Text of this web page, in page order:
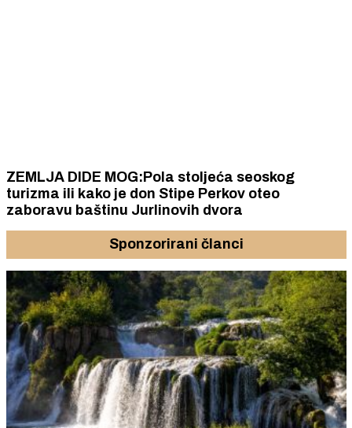
ZEMLJA DIDE MOG:Pola stoljeća seoskog
turizma ili kako je don Stipe Perkov oteo
zaboravu baštinu Jurlinovih dvora
Sponzorirani članci